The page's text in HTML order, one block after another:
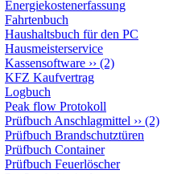
Energiekostenerfassung
Fahrtenbuch
Haushaltsbuch für den PC
Hausmeisterservice
Kassensoftware ›› (2)
KFZ Kaufvertrag
Logbuch
Peak flow Protokoll
Prüfbuch Anschlagmittel ›› (2)
Prüfbuch Brandschutztüren
Prüfbuch Container
Prüfbuch Feuerlöscher